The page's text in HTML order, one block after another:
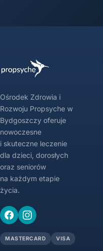
Ośrodek Zdrowia i
Rozwoju Propsyche w
Bydgoszczy oferuje
nowoczesne
i skuteczne leczenie
dla dzieci, dorosłych
oraz seniorów
na każdym etapie
życia.
MASTERCARD VISA